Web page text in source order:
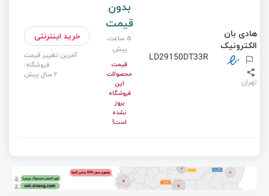
هادی بان
الکترونیک
تهران
LD29150DT33R
بدون
قیمت
5 ساعت
پیش
قیمت
محصولات
این
فروشگاه
بروز
نشده
است!
خرید اینترنتی
آخرین تغییر قیمت
فروشگاه:
2 سال پیش